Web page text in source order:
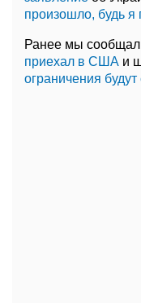
произошло, будь я
Ранее мы
приехал в США и
ограничения